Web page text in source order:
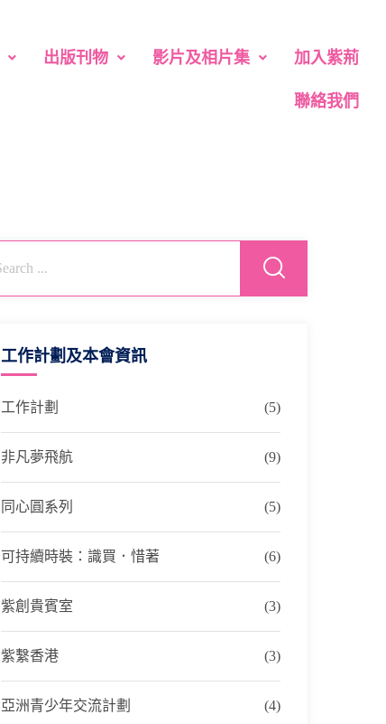
出版刊物 影片及相片集 加入紫荊
聯絡我們
工作計劃及本會資訊
工作計劃 (5)
非凡夢飛航 (9)
同心圓系列 (5)
可持續時裝：識買．惜著 (6)
紫創貴賓室 (3)
紫繫香港 (3)
亞洲青少年交流計劃 (4)